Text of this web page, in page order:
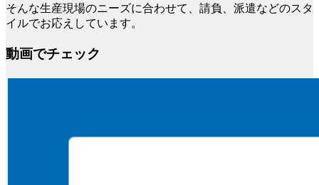
そんな生産現場のニーズに合わせて、請負、派遣などのスタ
イルでお応えしています。
動画でチェック